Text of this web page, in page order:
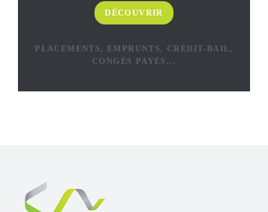
DÉCOUVRIR
PLACEMENTS, EMPRUNTS, CRÉDIT-BAIL,
CONGÉS PAYÉS...